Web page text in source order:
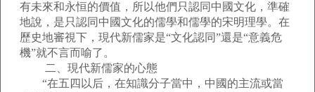
有未來和永恒的價值，所以他們只認同中國文化，準確
地說，是只認同中國文化的儒學和儒學的宋明理學。在
歷史地審視下，現代新儒家是“文化認同”還是“意義危
機”就不言而喻了。
二、現代新儒家的心態
“在五四以后，在知識分子當中，中國的主流或當